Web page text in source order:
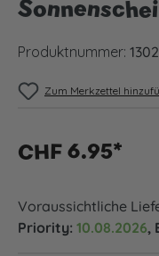
Produktnummer:
Zum Merkzettel
CHF 6.95*
Voraussichtliche
Priority: 10.08.2026,